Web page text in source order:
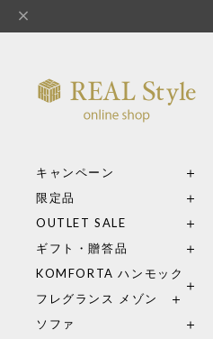
キャンペーン
限定品
OUTLET SALE
ギフト・贈答品
KOMFORTA ハンモック
フレグランス メゾン
ソファ